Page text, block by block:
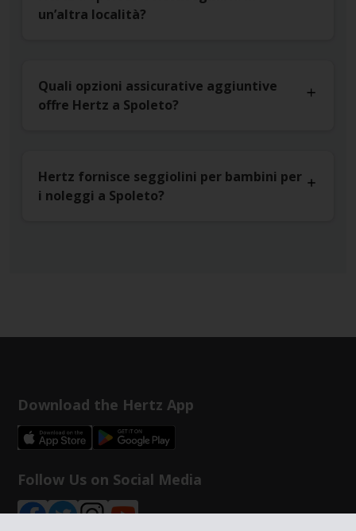
un’altra località?
Quali opzioni assicurative aggiuntive
offre Hertz a Spoleto?
Hertz fornisce seggiolini per bambini per
i noleggi a Spoleto?
Download the Hertz App
Follow Us on Social Media